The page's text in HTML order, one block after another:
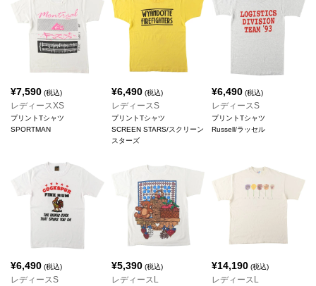
¥7,590 (税込)
レディースXS
プリントTシャツ
SPORTMAN
¥6,490(税込)
レディースS
プリントTシャツ
SCREEN STARS/スクリーン
スターズ
¥6,490 (税込)
レディースS
プリントTシャツ
Russell/ラッセル
¥6,490 (税込)
レディースS
¥5,390(税込)
レディースL
¥14,190 (税込)
レディースL